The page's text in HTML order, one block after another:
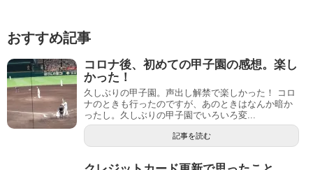
おすすめ記事
コロナ後、初めての甲子園の感想。楽し
かった！
久しぶりの甲子園。声出し解禁で楽しかった！ コロ
ナのときも行ったのですが、あのときはなんか暗か
ったし。久しぶりの甲子園でいろいろ変...
記事を読む